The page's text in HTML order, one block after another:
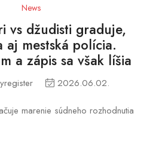
News
vs džudisti graduje,
aj mestská polícia.
a zápis sa však líšia
2026.06.02.
marenie súdneho rozhodnutia